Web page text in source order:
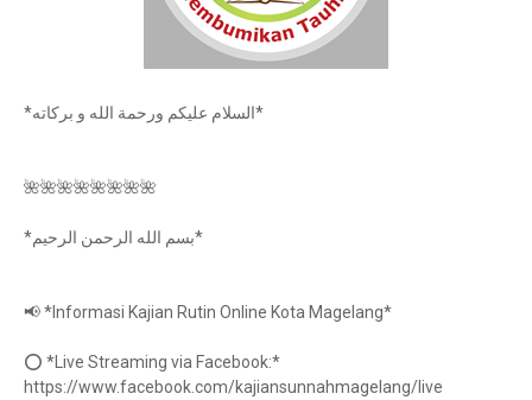
*السلام عليكم ورحمة الله و بركاته*
🌺🌺🌺🌺🌺🌺🌺🌺
*بسم الله الرحمن الرحيم*
📢 *Informasi Kajian Rutin Online Kota Magelang*
⭕ *Live Streaming via Facebook:*
https://www.facebook.com/kajiansunnahmagelang/live